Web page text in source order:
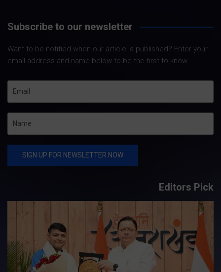
Subscribe to our newsletter
Want to be notified when our article is published? Enter your
email address and name below to be the first to know.
Editors Pick